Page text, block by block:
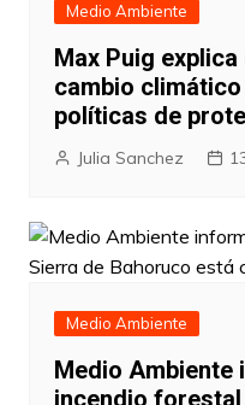
Medio Ambiente
Max Puig
cambio
políticas de
Julia Sanchez
Medio Ambiente
Medio Ambiente
incendio